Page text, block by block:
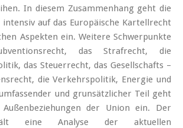
In diesem Zusammenhang geht die
auf das Europäische Kartellrecht
Aspekten ein. Weitere Schwerpunkte
das Strafrecht, die
das Steuerrecht, das Gesellschafts –
die Verkehrspolitik, Energie und
und grunsätzlicher Teil geht
der Union ein. Der
eine Analyse der aktuellen